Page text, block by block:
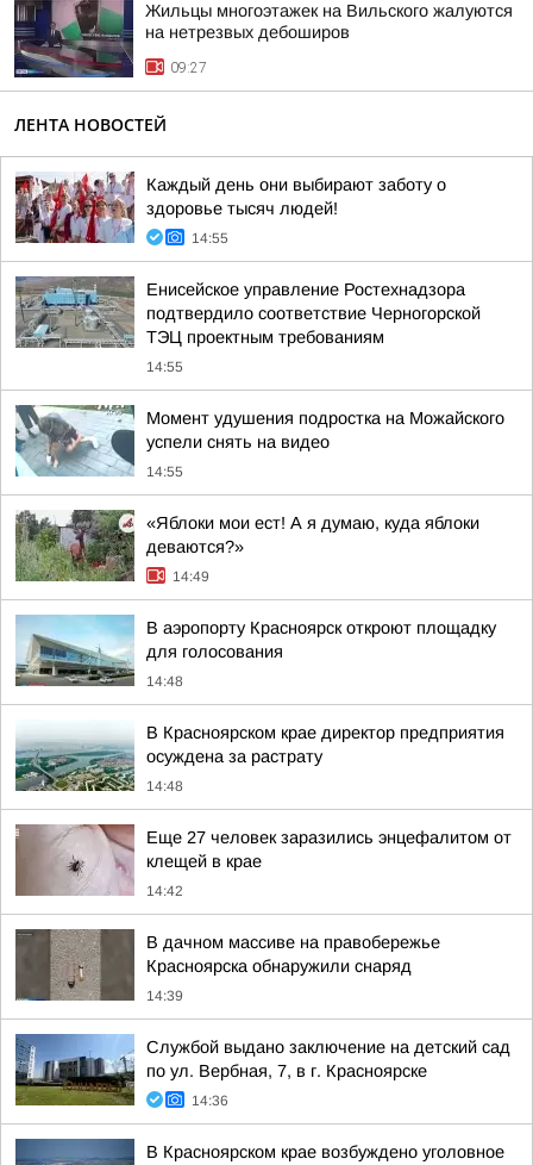
Жильцы многоэтажек на Вильского жалуются
на нетрезвых дебоширов
09:27
ЛЕНТА НОВОСТЕЙ
Каждый день они выбирают заботу о
здоровье тысяч людей!
14:55
Енисейское управление Ростехнадзора
подтвердило соответствие Черногорской
ТЭЦ проектным требованиям
14:55
Момент удушения подростка на Можайского
успели снять на видео
14:55
«Яблоки мои ест! А я думаю, куда яблоки
деваются?»
14:49
В аэропорту Красноярск откроют площадку
для голосования
14:48
В Красноярском крае директор предприятия
осуждена за растрату
14:48
Еще 27 человек заразились энцефалитом от
клещей в крае
14:42
В дачном массиве на правобережье
Красноярска обнаружили снаряд
14:39
Службой выдано заключение на детский сад
по ул. Вербная, 7, в г. Красноярске
14:36
В Красноярском крае возбуждено уголовное